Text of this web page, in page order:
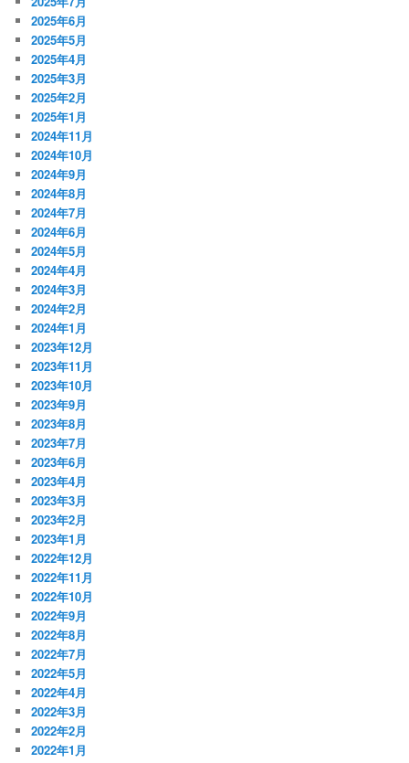
2025年6月
2025年5月
2025年4月
2025年3月
2025年2月
2025年1月
2024年11月
2024年10月
2024年9月
2024年8月
2024年7月
2024年6月
2024年5月
2024年4月
2024年3月
2024年2月
2024年1月
2023年12月
2023年11月
2023年10月
2023年9月
2023年8月
2023年7月
2023年6月
2023年4月
2023年3月
2023年2月
2023年1月
2022年12月
2022年11月
2022年10月
2022年9月
2022年8月
2022年7月
2022年5月
2022年4月
2022年3月
2022年2月
2022年1月